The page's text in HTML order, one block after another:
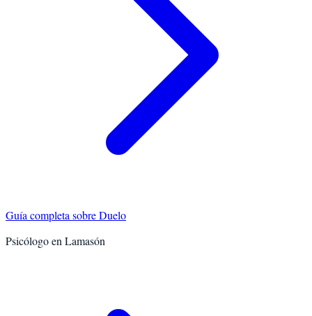
Guía completa sobreDuelo
Psicólogo en Lamasón